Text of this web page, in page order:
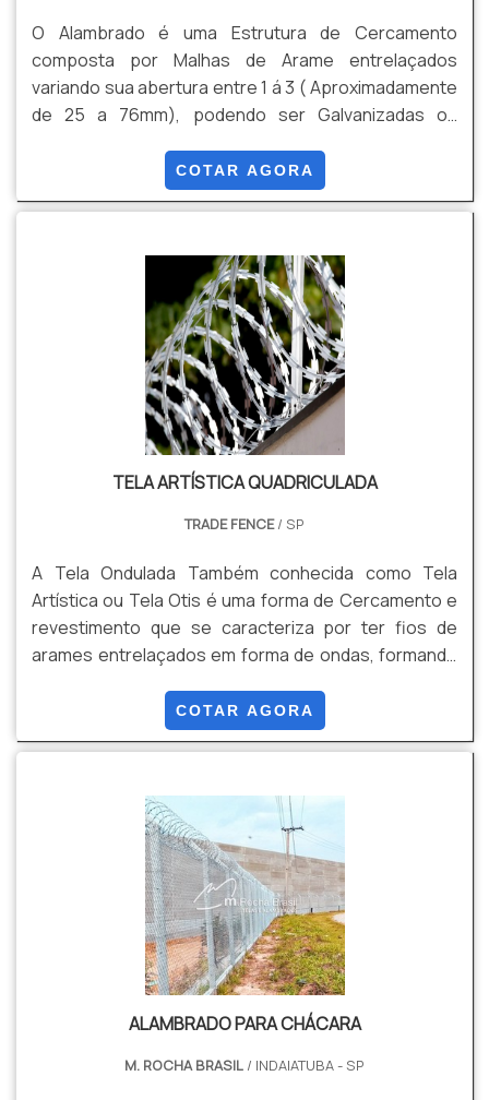
O Alambrado é uma Estrutura de Cercamento
composta por Malhas de Arame entrelaçados
variando sua abertura entre 1 á 3 ( Aproximadamente
de 25 a 76mm), podendo ser Galvanizadas ou
de suas Vantagens são: Durabilidade , Versatilidade,
Custo Beneficio, Facilidade de Instalação, entre
COTAR AGORA
TELA ARTÍSTICA QUADRICULADA
TRADE FENCE/ SP
A Tela Ondulada Também conhecida como Tela
Artística ou Tela Otis é uma forma de Cercamento e
revestimento que se caracteriza por ter fios de
arames entrelaçados em forma de ondas, formando
rolos ou em Painéis, conforme sua necessidade,
evitando perda de produto, e qualidade no
pois produzimos este produto por encomenda sob
medida. Vantagens: Estética, Resistência,
Durabilidade, e Versatilidade, Entre outras.
COTAR AGORA
ALAMBRADO PARA CHÁCARA
M. ROCHA BRASIL / INDAIATUBA - SP